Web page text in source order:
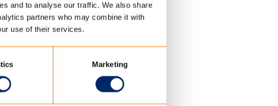
and to analyse our traffic. We also share
partners who may combine it with
use of their services.
Marketing
De coatinglaag
kleur voor de